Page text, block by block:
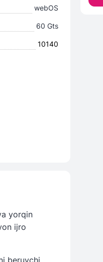
webOS
60 Gts
10140
yorqin
ijro